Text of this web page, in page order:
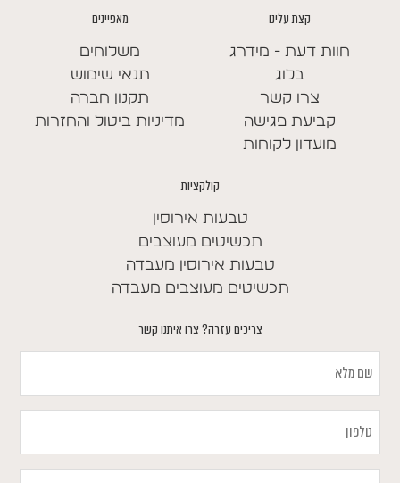
קצת עלינו
חוות דעת - מידרג
בלוג
צרו קשר
קביעת פגישה
מועדון לקוחות
מאפיינים
משלוחים
תנאי שימוש
תקנון חברה
מדיניות ביטול והחזרות
קולקציות
טבעות אירוסין
תכשיטים מעוצבים
טבעות אירוסין מעבדה
תכשיטים מעוצבים מעבדה
צריכים עזרה? צרו איתנו קשר
מלא
טלפון